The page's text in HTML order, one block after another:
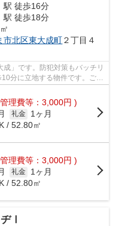
駅 徒歩16分
駅 徒歩18分
市北区東大成町２丁目４
」です。防犯対策もバッチリ
分に立地する物件です。ごみ
理費等：3,000円 )
礼金
1ヶ月
/ 52.80㎡
理費等：3,000円 )
礼金
1ヶ月
/ 52.80㎡
Ⅰ